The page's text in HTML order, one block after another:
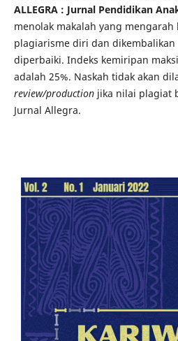
ALLEGRA : Jurnal Pendidikan
menolak makalah yang
plagiarisme diri dan
diperbaiki. Indeks kemiripan
adalah 25%. Naskah tidak akan
review/productionjika nilai plagiat
Jurnal Allegra.